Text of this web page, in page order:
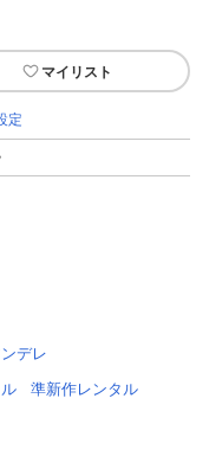
マイリスト
定
デレ
準新作レンタル